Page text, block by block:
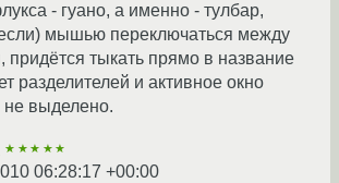
- гуано, а именно - тулбар,
мышью переключаться между
придётся тыкать прямо в название
разделителей и активное окно
не выделено.
★★★★★
06:28:17 +00:00